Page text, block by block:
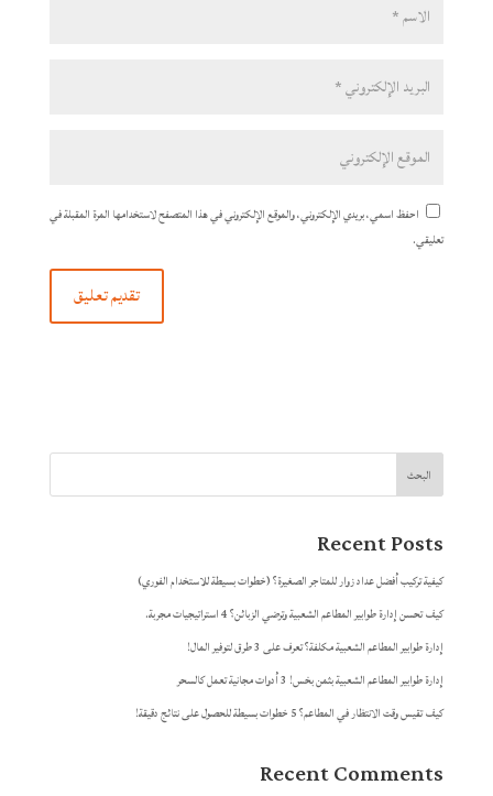
احفظ اسمي، بريدي الإلكتروني، والموقع الإلكتروني في هذا المتصفح لاستخدامها المرة المقبلة في
تعليقي.
البحث
Recent Posts
كيفية تركيب أفضل عداد زوار للمتاجر الصغيرة؟ (خطوات بسيطة للاستخدام الفوري)
كيف تحسن إدارة طوابير المطاعم الشعبية وترضي الزبائن؟ 4 استراتيجيات مجربة.
إدارة طوابير المطاعم الشعبية مكلفة؟ تعرف على 3 طرق لتوفير المال!
إدارة طوابير المطاعم الشعبية بثمن بخس! 3 أدوات مجانية تعمل كالسحر
كيف تقيس وقت الانتظار في المطاعم؟ 5 خطوات بسيطة للحصول على نتائج دقيقة!
Recent Comments